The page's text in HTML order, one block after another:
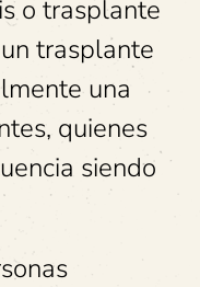
o trasplante
trasplante
una
quienes
siendo